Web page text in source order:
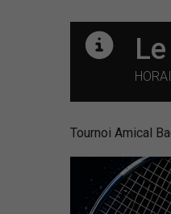
Tournoi Amical